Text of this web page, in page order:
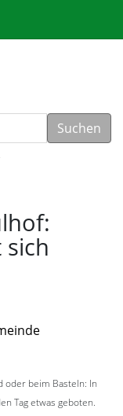
Suchen
oder beim Basteln: In
Tag etwas geboten.